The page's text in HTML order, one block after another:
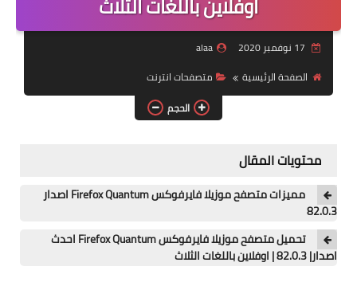
ويندوز للاجهزة الضعيفة
برامج تنظيف
شروحات
بلوجر
alaa
الصفحة الرئيسية
متصفحات انترنت
الحجم
محتويات المقال
مميزات متصفح موزيلا فايرفوكس Firefox Quantum اصدار
82.0.3
تحميل متصفح موزيلا فايرفوكس Firefox Quantum احدث
اصدار| 82.0.3 | اوفلاين باللغات الثلاث